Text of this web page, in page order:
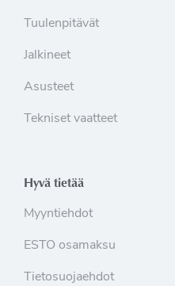
Tuulenpitävät
Jalkineet
Asusteet
Tekniset vaatteet
Hyvä tietää
Myyntiehdot
ESTO osamaksu
Tietosuojaehdot